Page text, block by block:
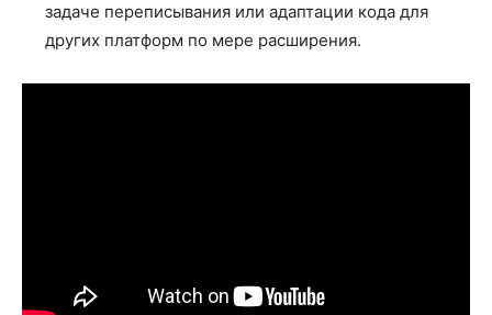
задаче переписывания или адаптации кода для
других платформ по мере расширения.